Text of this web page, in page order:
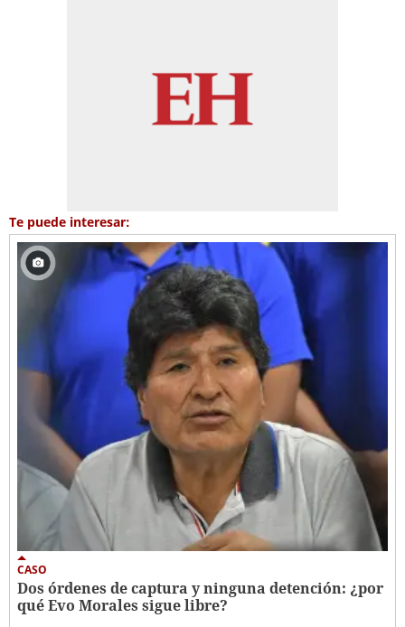
Te puede interesar:
CASO
Dos órdenes de captura y ninguna detención: ¿por
qué Evo Morales sigue libre?